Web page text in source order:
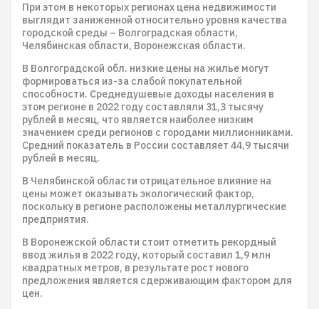
При этом в некоторых регионах цена недвижимости
выглядит заниженной относительно уровня качества
городской среды – Волгоградская области,
Челябинская области, Воронежская области.
В Волгоградской обл. низкие цены на жилье могут
формироваться из-за слабой покупательной
способности. Среднедушевые доходы населения в
этом регионе в 2022 году составляли 31,3 тысячу
рублей в месяц, что является наиболее низким
значением среди регионов с городами миллионниками.
Средний показатель в России составляет 44,9 тысячи
рублей в месяц.
В Челябинской области отрицательное влияние на
цены может оказывать экологический фактор,
поскольку в регионе расположены металлургические
предприятия.
В Воронежской области стоит отметить рекордный
ввод жилья в 2022 году, который составил 1,9 млн
квадратных метров, в результате рост нового
предложения является сдерживающим фактором для
цен.